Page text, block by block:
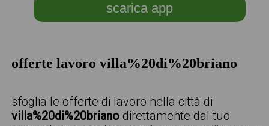
scarica app
offerte lavoro villa%20di%20briano
sfoglia le offerte di lavoro nella città di
villa%20di%20briano direttamente dal tuo